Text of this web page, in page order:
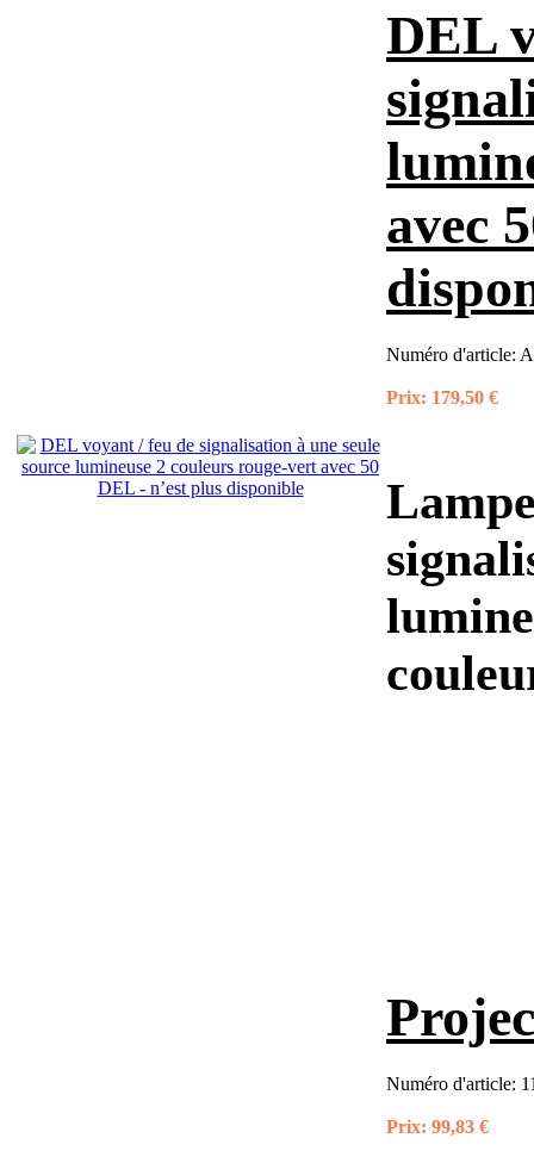
DEL
avec
Numéro d'article:
Prix: 179,50 €
Numéro d'article:
Prix: 99,83 €